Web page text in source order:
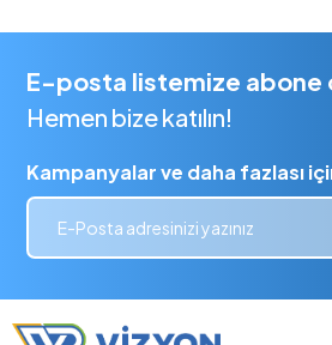
E-posta listemize abone
Hemen bize katılın!
Kampanyalar ve daha fazlası